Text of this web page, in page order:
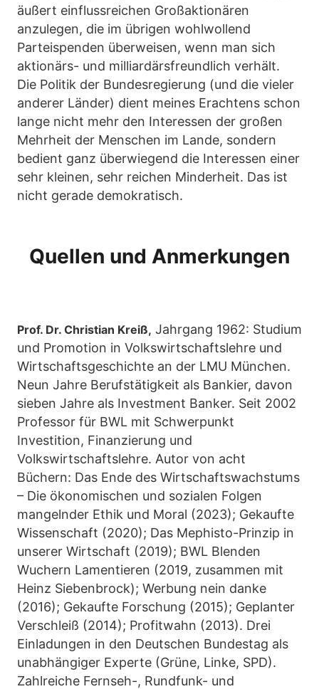
äußert einflussreichen Großaktionären
anzulegen, die im übrigen wohlwollend
Parteispenden überweisen, wenn man sich
aktionärs- und milliardärsfreundlich verhält.
Die Politik der Bundesregierung (und die vieler
anderer Länder) dient meines Erachtens schon
lange nicht mehr den Interessen der großen
Mehrheit der Menschen im Lande, sondern
bedient ganz überwiegend die Interessen einer
sehr kleinen, sehr reichen Minderheit. Das ist
nicht gerade demokratisch.
Quellen und Anmerkungen
Prof. Dr. Christian Kreiß, Jahrgang 1962: Studium
und Promotion in Volkswirtschaftslehre und
Wirtschaftsgeschichte an der LMU München.
Neun Jahre Berufstätigkeit als Bankier, davon
sieben Jahre als Investment Banker. Seit 2002
Professor für BWL mit Schwerpunkt
Investition, Finanzierung und
Volkswirtschaftslehre. Autor von acht
Büchern: Das Ende des Wirtschaftswachstums
– Die ökonomischen und sozialen Folgen
mangelnder Ethik und Moral (2023); Gekaufte
Wissenschaft (2020); Das Mephisto-Prinzip in
unserer Wirtschaft (2019); BWL Blenden
Wuchern Lamentieren (2019, zusammen mit
Heinz Siebenbrock); Werbung nein danke
(2016); Gekaufte Forschung (2015); Geplanter
Verschleiß (2014); Profitwahn (2013). Drei
Einladungen in den Deutschen Bundestag als
unabhängiger Experte (Grüne, Linke, SPD).
Zahlreiche Fernseh-, Rundfunk- und